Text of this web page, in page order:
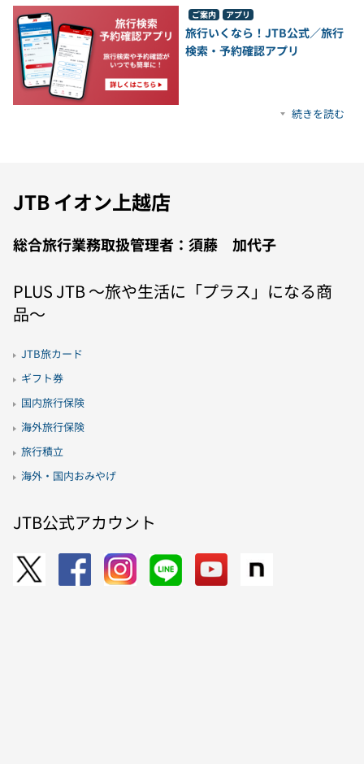
ご案内 アプリ
旅行いくなら！JTB公式／旅行
検索・予約確認アプリ
続きを読む
JTB イオン上越店
総合旅行業務取扱管理者：須藤 加代子
PLUS JTB 〜旅や生活に「プラス」になる商
品〜
JTB旅カード
ギフト券
国内旅行保険
海外旅行保険
旅行積立
海外・国内おみやげ
JTB公式アカウント